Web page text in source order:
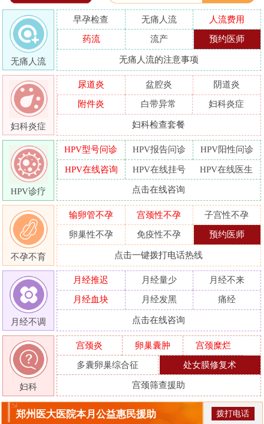
人流医院哪家好
哪家人流专业
人流好的医院
做人流哪里好
无痛人流
早孕检查 无痛人流
人流费用
药流
流产 预约医师
无痛人流的注意事项
妇科炎症
尿道炎 盆腔炎
阴道炎
附件炎
白带异常 妇科炎症
妇科检查套餐
HPV诊疗
HPV型号问诊 HPV报告问诊
HPV阳性问诊
HPV在线咨询
HPV在线挂号 HPV在线医生
点击在线咨询
不孕不育
输卵管不孕 宫颈性不孕
子宫性不孕
卵巢性不孕
免疫性不孕 预约医师
点击一键拨打电话热线
月经不调
月经推迟 月经量少
月经不来
月经血块
月经发黑 痛经
点击在线咨询
妇科
宫颈炎 卵巢囊肿
宫颈糜烂
多囊卵巢综合征
处女膜修复术
宫颈筛查援助
郑州医大医院本月公益惠民援助 拨打电话